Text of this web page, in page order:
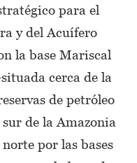
para el
y del Acuífero
la base Mariscal
cerca de la
de petróleo
de la Amazonia
por las bases